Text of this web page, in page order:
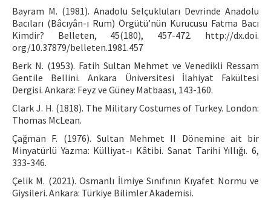
Bayram M. (1981). Anadolu Selçukluları Devrinde Anadolu
Bacıları (Bâcıyân-ı Rum) Örgütü’nün Kurucusu Fatma Bacı
Kimdir? Belleten, 45(180), 457-472. http://dx.doi.
org/10.37879/belleten.1981.457
Berk N. (1953). Fatih Sultan Mehmet ve Venedikli Ressam
Gentile Bellini. Ankara Üniversitesi İlahiyat Fakültesi
Dergisi. Ankara: Feyz ve Güney Matbaası, 143-160.
Clark J. H. (1818). The Military Costumes of Turkey. London:
Thomas McLean.
Çağman F. (1976). Sultan Mehmet II Dönemine ait bir
Minyatürlü Yazma: Külliyat-ı Kâtibi. Sanat Tarihi Yıllığı. 6,
333-346.
Çelik M. (2021). Osmanlı İlmiye Sınıfının Kıyafet Normu ve
Giysileri. Ankara: Türkiye Bilimler Akademisi.